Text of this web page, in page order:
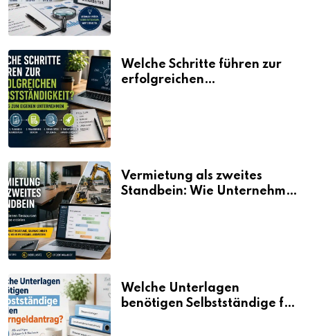
Welche Schritte führen zur
erfolgreichen
Vermietung als zweites
Standbein: Wie Unternehmen
Welche Unterlagen
benötigen Selbstständige für